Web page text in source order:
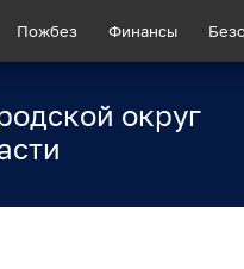
Пожбез Финансы
округ